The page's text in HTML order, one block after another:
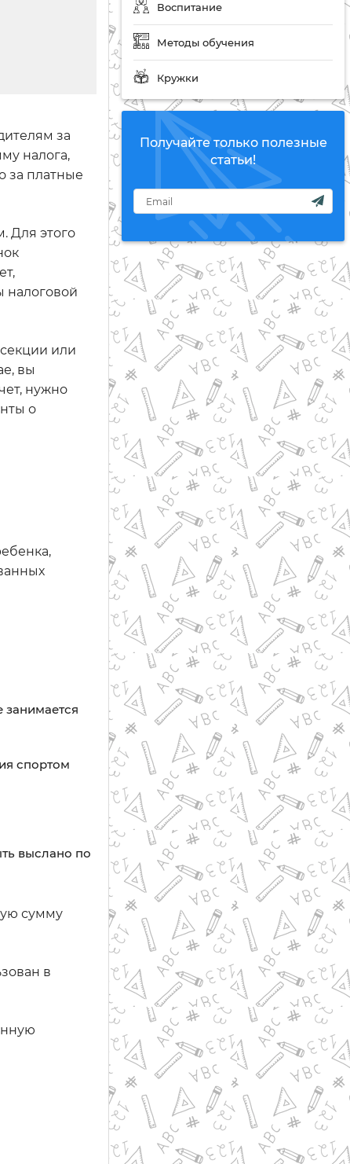
Воспитание
Методы обучения
Кружки
Получайте только полезные
статьи!
за
налога,
за платные
Для этого
налоговой
или
вы
нужно
о
занимается
спортом
выслано по
сумму
в